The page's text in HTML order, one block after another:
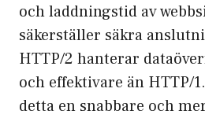
och laddningstid av
säkerställer säkra
HTTP/2 hanterar
och effektivare än HTTP/
detta en snabbare och